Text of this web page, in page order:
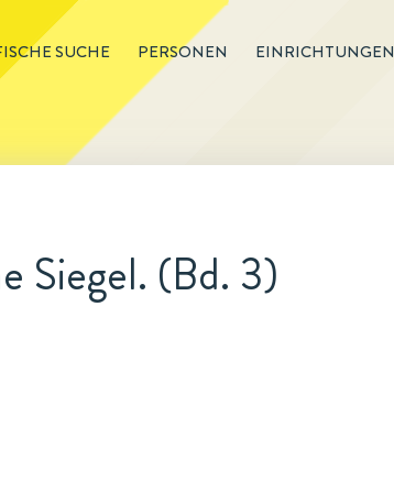
SUCHE PERSONEN EINRICHTUNGEN
Siegel. (Bd. 3)